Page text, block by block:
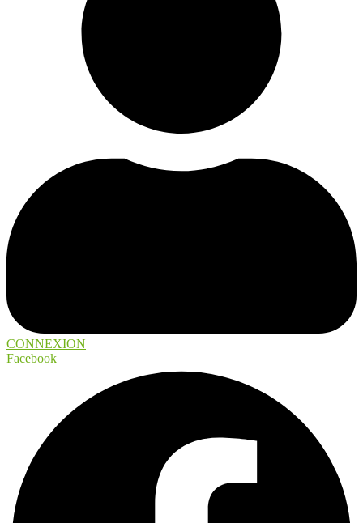
CONNEXION
Facebook